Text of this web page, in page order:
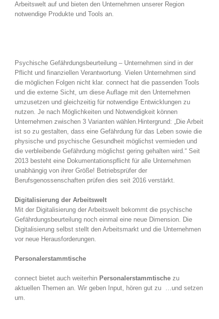
Arbeitswelt auf und bieten den Unternehmen unserer Region
notwendige Produkte und Tools an.
Psychische Gefährdungsbeurteilung – Unternehmen sind in der
Pflicht und finanziellen Verantwortung. Vielen Unternehmen sind
die möglichen Folgen nicht klar. connect hat die passenden Tools
und die externe Sicht, um diese Auflage mit den Unternehmen
umzusetzen und gleichzeitig für notwendige Entwicklungen zu
nutzen. Je nach Möglichkeiten und Notwendigkeit können
Unternehmen zwischen 3 Varianten wählen.Hintergrund: „Die Arbeit
ist so zu gestalten, dass eine Gefährdung für das Leben sowie die
physische und psychische Gesundheit möglichst vermieden und
die verbleibende Gefährdung möglichst gering gehalten wird.“ Seit
2013 besteht eine Dokumentationspflicht für alle Unternehmen
unabhängig von ihrer Größe! Betriebsprüfer der
Berufsgenossenschaften prüfen dies seit 2016 verstärkt.
Digitalisierung der Arbeitswelt
Mit der Digitalisierung der Arbeitswelt bekommt die psychische
Gefährdungsbeurteilung noch einmal eine neue Dimension. Die
Digitalisierung selbst stellt den Arbeitsmarkt und die Unternehmen
vor neue Herausforderungen.
Personalerstammtische
connect bietet auch weiterhin Personalerstammtische zu
aktuellen Themen an. Wir geben Input, hören gut zu …und setzen
um.